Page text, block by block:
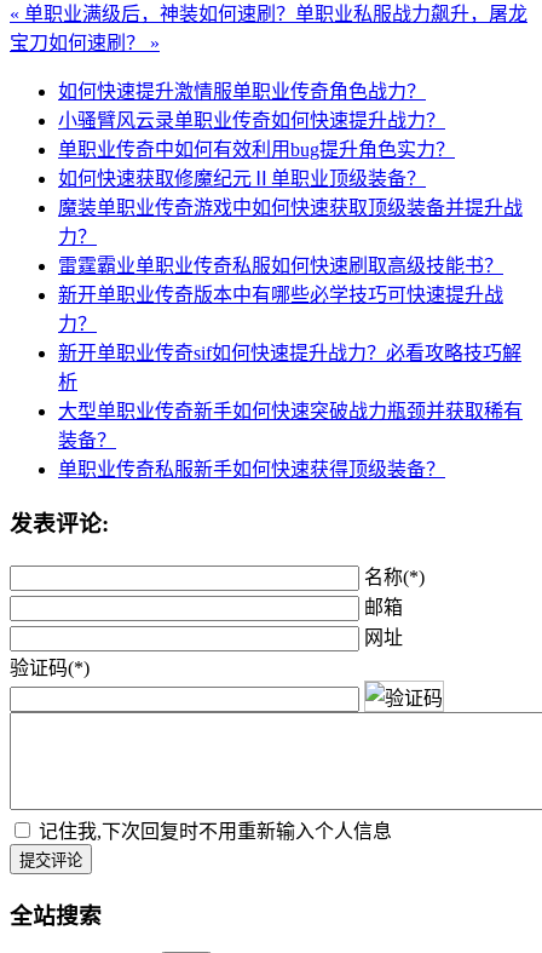
« 单职业满级后，神装如何速刷？ 单职业私服战力飙升，屠龙
宝刀如何速刷？ »
如何快速提升激情服单职业传奇角色战力？
小骚臂风云录单职业传奇如何快速提升战力？
单职业传奇中如何有效利用bug提升角色实力？
如何快速获取修魔纪元Ⅱ单职业顶级装备？
魔装单职业传奇游戏中如何快速获取顶级装备并提升战
力？
雷霆霸业单职业传奇私服如何快速刷取高级技能书？
新开单职业传奇版本中有哪些必学技巧可快速提升战
力？
新开单职业传奇sif如何快速提升战力？必看攻略技巧解
析
大型单职业传奇新手如何快速突破战力瓶颈并获取稀有
装备？
单职业传奇私服新手如何快速获得顶级装备？
发表评论:
名称(*)
邮箱
网址
验证码(*)
记住我,下次回复时不用重新输入个人信息
提交评论
全站搜索